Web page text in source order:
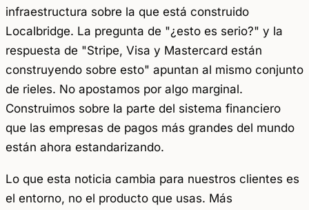
infraestructura sobre la que está construido
Localbridge. La pregunta de "¿esto es serio?" y la
respuesta de "Stripe, Visa y Mastercard están
construyendo sobre esto" apuntan al mismo conjunto
de rieles. No apostamos por algo marginal.
Construimos sobre la parte del sistema financiero
que las empresas de pagos más grandes del mundo
están ahora estandarizando.
Lo que esta noticia cambia para nuestros clientes es
el entorno, no el producto que usas. Más